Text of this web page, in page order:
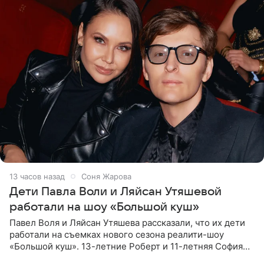
13 часов назад Соня Жарова
Дети Павла Воли и Ляйсан Утяшевой
работали на шоу «Большой куш»
Павел Воля и Ляйсан Утяшева рассказали, что их дети
работали на съемках нового сезона реалити-шоу
«Большой куш». 13-летние Роберт и 11-летняя София